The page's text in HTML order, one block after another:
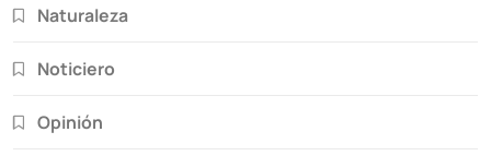
Naturaleza
Noticiero
Opinión